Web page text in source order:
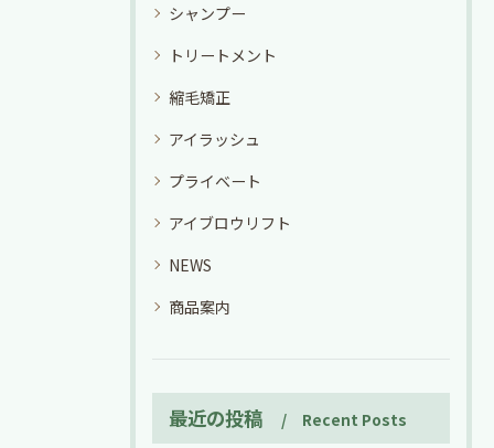
シャンプー
トリートメント
縮毛矯正
アイラッシュ
プライベート
アイブロウリフト
NEWS
商品案内
最近の投稿 Recent Posts